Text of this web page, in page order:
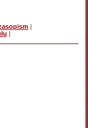
|
|